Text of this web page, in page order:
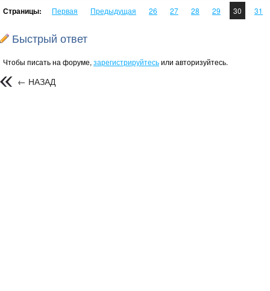
Страницы: Первая Предыдущая 26 27 28 29 30 31
Быстрый ответ
Чтобы писать на форуме, зарегистрируйтесьили авторизуйтесь.
← НАЗАД